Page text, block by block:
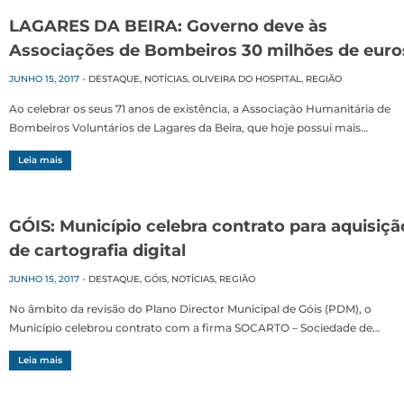
LAGARES DA BEIRA: Governo deve às
Associações de Bombeiros 30 milhões de
JUNHO 15, 2017 - DESTAQUE, NOTÍCIAS, OLIVEIRA DO HOSPITAL, REGIÃO
Ao celebrar os seus 71 anos de existência, a Associação Humanitária de
Bombeiros Voluntários de Lagares da Beira, que hoje possui mais…
Leia mais
GÓIS: Município celebra contrato para
de cartografia digital
JUNHO 15, 2017 - DESTAQUE, GÓIS, NOTÍCIAS, REGIÃO
No âmbito da revisão do Plano Director Municipal de Góis (PDM), o
Município celebrou contrato com a firma SOCARTO – Sociedade de…
Leia mais